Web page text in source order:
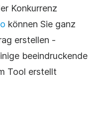
Konkurrenz
können Sie ganz
erstellen -
beeindruckende
Tool erstellt